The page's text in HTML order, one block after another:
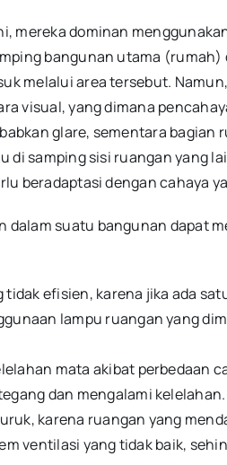
mereka dominan
bangunan utama
melalui area tersebut.
visual, yang dimana
glare, sementara bagian
di samping sisi ruangan yang
beradaptasi dengan cahaya
dalam suatu bangunan dapat
efisien, karena jika ada
lampu ruangan yang
mata akibat perbedaan
dan mengalami kelelahan.
karena ruangan yang
ventilasi yang tidak baik,